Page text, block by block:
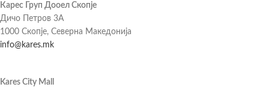
Карес Груп Дооел Скопје
Дичо Петров 3А
1000 Скопје, Северна Македонија
info@kares.mk
Kares City Mall